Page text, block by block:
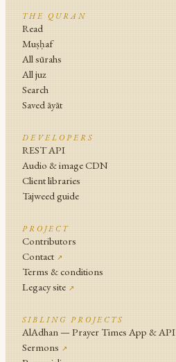
THE QURAN
Read
Muṣḥaf
All sūrahs
All juz
Search
Saved āyāt
DEVELOPERS
REST API
Audio & image CDN
Client libraries
Tajweed guide
PROJECT
Contributors
Contact ↗
Terms & conditions
Legacy site ↗
SIBLING PROJECTS
AlAdhan — Prayer Times App & API
Sermons ↗